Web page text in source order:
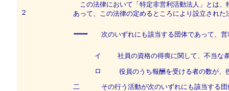
２
この法律において「特定非営利活動法人」とは、
あって、この法律の定めるところにより設立された
一 次のいずれにも該当する団体であって、
イ
社員の資格の得喪に関して、不当な
ロ
役員のうち報酬を受ける者の数が、
二
その行う活動が次のいずれにも該当する団